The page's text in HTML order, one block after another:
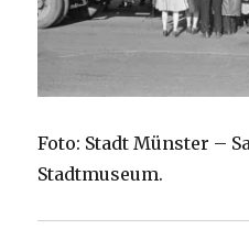
Foto: Stadt Münster –
Stadtmuseum.